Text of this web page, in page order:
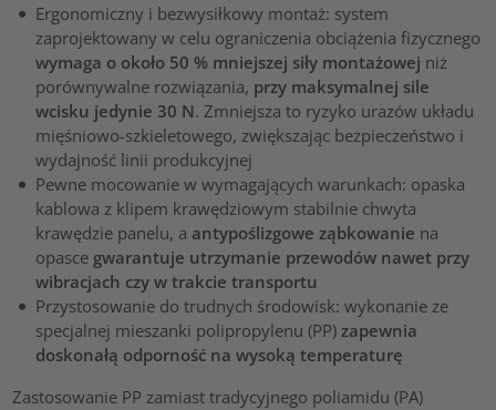
Ergonomiczny i bezwysiłkowy montaż: system
zaprojektowany w celu ograniczenia obciążenia fizycznego
wymaga o około 50 % mniejszej siły montażowej niż
porównywalne rozwiązania, przy maksymalnej sile
wcisku jedynie 30 N. Zmniejsza to ryzyko urazów układu
mięśniowo-szkieletowego, zwiększając bezpieczeństwo i
wydajność linii produkcyjnej
Pewne mocowanie w wymagających warunkach: opaska
kablowa z klipem krawędziowym stabilnie chwyta
krawędzie panelu, a antypoślizgowe ząbkowanie na
opasce gwarantuje utrzymanie przewodów nawet przy
wibracjach czy w trakcie transportu
Przystosowanie do trudnych środowisk: wykonanie ze
specjalnej mieszanki polipropylenu (PP) zapewnia
doskonałą odporność na wysoką temperaturę
Zastosowanie PP zamiast tradycyjnego poliamidu (PA)